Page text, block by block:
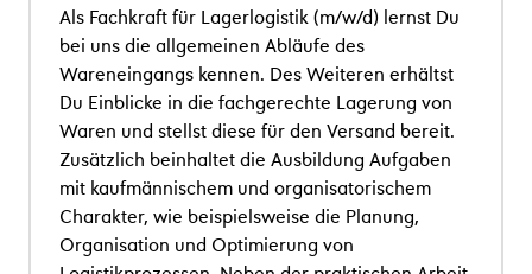
Als Fachkraft für Lagerlogistik (m/w/d) lernst Du
bei uns die allgemeinen Abläufe des
Wareneingangs kennen. Des Weiteren erhältst
Du Einblicke in die fachgerechte Lagerung von
Waren und stellst diese für den Versand bereit.
Zusätzlich beinhaltet die Ausbildung Aufgaben
mit kaufmännischem und organisatorischem
Charakter, wie beispielsweise die Planung,
Organisation und Optimierung von